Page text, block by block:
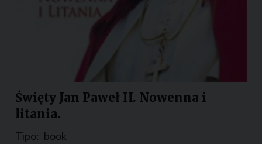
Święty Jan Paweł II. Nowenna i
litania.
Tipo: book